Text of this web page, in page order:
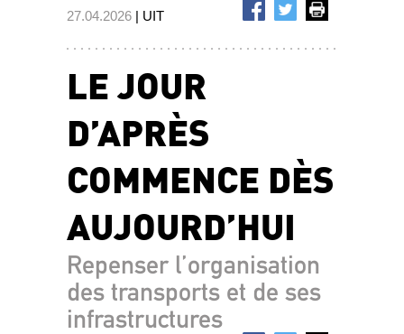
27.04.2026 | UIT
LE JOUR
D’APRÈS
COMMENCE DÈS
AUJOURD’HUI
Repenser l’organisation
des transports et de ses
infrastructures